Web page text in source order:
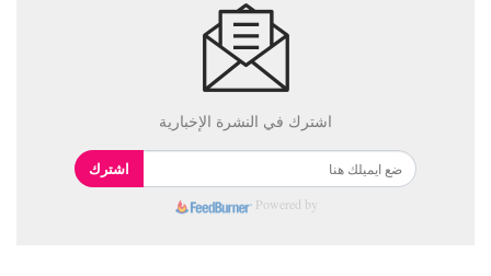
اشترك في النشرة الإخبارية
اشترك
Powered by